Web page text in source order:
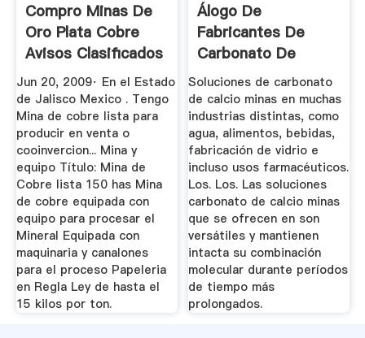
Compro Minas De
Oro Plata Cobre
Avisos Clasificados
De ...
Jun 20, 2009· En el Estado
de Jalisco Mexico . Tengo
Mina de cobre lista para
producir en venta o
cooinvercion... Mina y
equipo Título: Mina de
Cobre lista 150 has Mina
de cobre equipada con
equipo para procesar el
Mineral Equipada con
maquinaria y canalones
para el proceso Papeleria
en Regla Ley de hasta el
15 kilos por ton.
Álogo De
Fabricantes De
Carbonato De
Calcio Minas De ...
Soluciones de carbonato
de calcio minas en muchas
industrias distintas, como
agua, alimentos, bebidas,
fabricación de vidrio e
incluso usos farmacéuticos.
Los. Los. Las soluciones
carbonato de calcio minas
que se ofrecen en son
versátiles y mantienen
intacta su combinación
molecular durante períodos
de tiempo más
prolongados.